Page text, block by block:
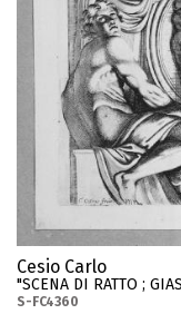
Cesio Carlo
"SCENA DI RATTO ;
S-FC4360